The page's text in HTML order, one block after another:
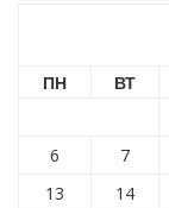
ПН ВТ
6
7
13
14